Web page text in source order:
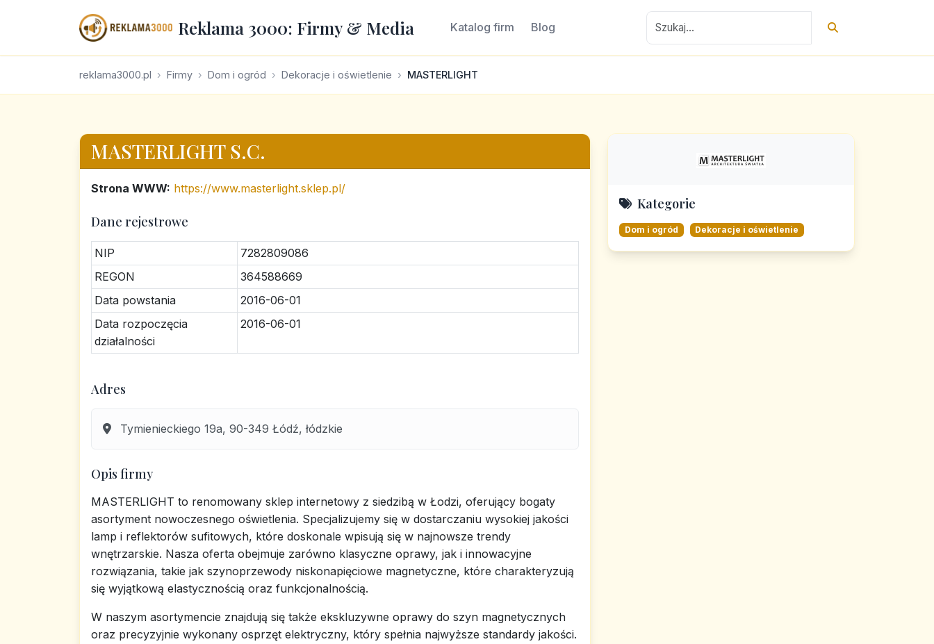
Reklama 3000: Firmy & Media Katalog firm Blog
reklama3000.pl Firmy Dom i ogród Dekoracje i oświetlenie MASTERLIGHT
MASTERLIGHT S.C.
Strona WWW: https://www.masterlight.sklep.pl/
Dane rejestrowe
NIP
7282809086
REGON
364588669
Data powstania
2016-06-01
Data rozpoczęcia
działalności
2016-06-01
Adres
Tymienieckiego 19a, 90-349 Łódź, łódzkie
Opis firmy
MASTERLIGHT to renomowany sklep internetowy z siedzibą w Łodzi, oferujący bogaty
asortyment nowoczesnego oświetlenia. Specjalizujemy się w dostarczaniu wysokiej jakości
lamp i reflektorów sufitowych, które doskonale wpisują się w najnowsze trendy
wnętrzarskie. Nasza oferta obejmuje zarówno klasyczne oprawy, jak i innowacyjne
rozwiązania, takie jak szynoprzewody niskonapięciowe magnetyczne, które charakteryzują
się wyjątkową elastycznością oraz funkcjonalnością.
W naszym asortymencie znajdują się także ekskluzywne oprawy do szyn magnetycznych
oraz precyzyjnie wykonany osprzęt elektryczny, który spełnia najwyższe standardy jakości.
Kategorie
Dom i ogród Dekoracje i oświetlenie